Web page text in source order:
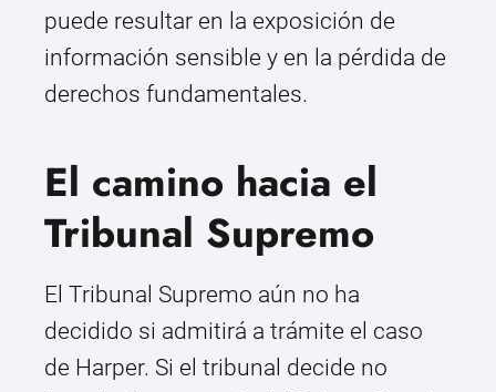
puede resultar en la exposición de
información sensible y en la pérdida de
derechos fundamentales.
El camino hacia el
Tribunal Supremo
El Tribunal Supremo aún no ha
decidido si admitirá a trámite el caso
de Harper. Si el tribunal decide no